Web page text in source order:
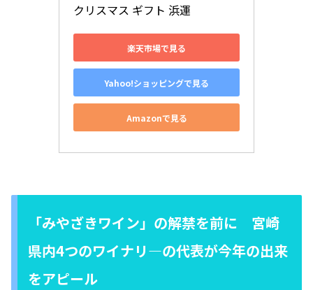
クリスマス ギフト 浜運
楽天市場で見る
Yahoo!ショッピングで見る
Amazonで見る
「みやざきワイン」の解禁を前に 宮崎
県内4つのワイナリ―の代表が今年の出来
をアピール